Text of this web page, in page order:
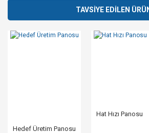
TAVSİYE EDİLEN
Hedef Üretim Panosu
Hat Hızı Panosu